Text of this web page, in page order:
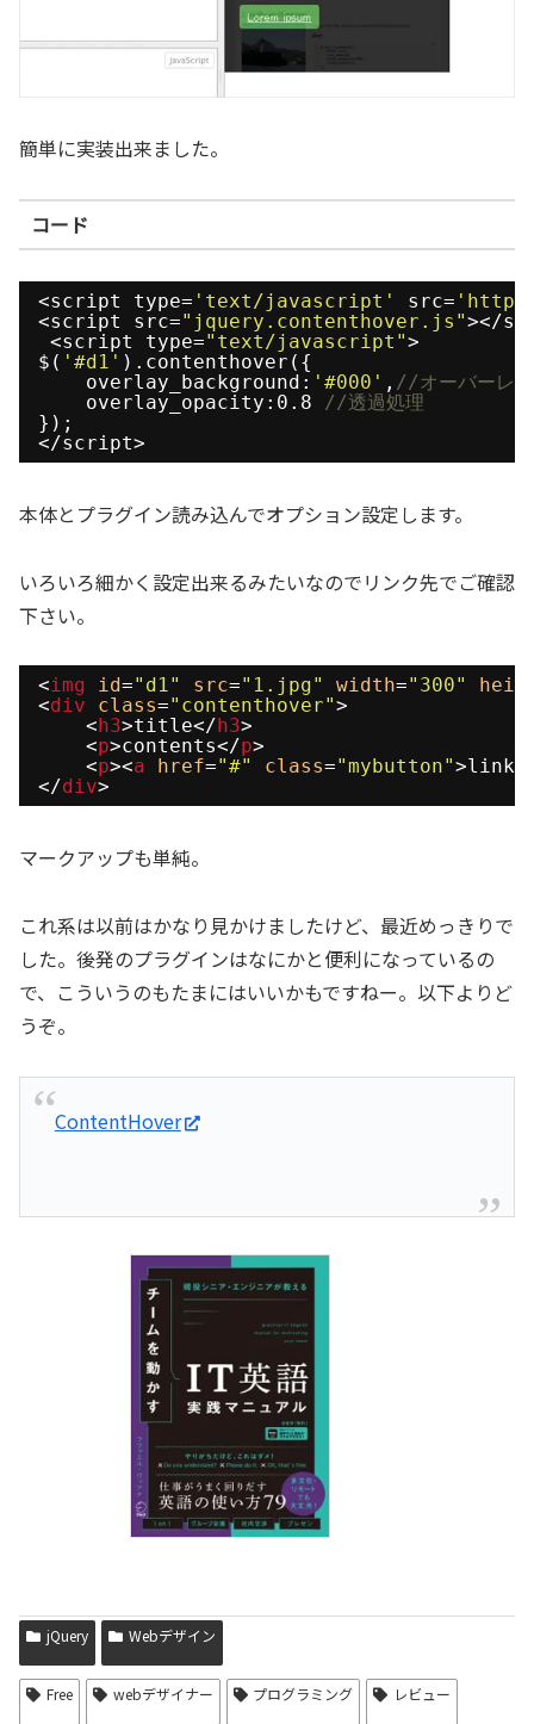
簡単に実装出来ました。
コード
<script type= 'text/javascript' src=
<script src="jquery.contenthover.js"></
<script type="text/javascript">
$( '#d1' ).contenthover({
overlay_background: '#000' , //オーバーレ
overlay_opacity:0.8 //透過処理
});
</script>
本体とプラグイン読み込んでオプション設定します。
いろいろ細かく設定出来るみたいなのでリンク先でご確認
下さい。
<img id="d1" src="1.jpg" width="300"
<div class="contenthover">
< h3>title</ h3>
<p>contents</p>
<p><a href="#" class="mybutton"
</div>
マークアップも単純。
これ系は以前はかなり見かけましたけど、最近めっきりで
した。後発のプラグインはなにかと便利になっているの
で、こういうのもたまにはいいかもですねー。以下よりど
うぞ。
ContentHover
jQuery Webデザイン
Free webデザイナー プログラミング レビュー